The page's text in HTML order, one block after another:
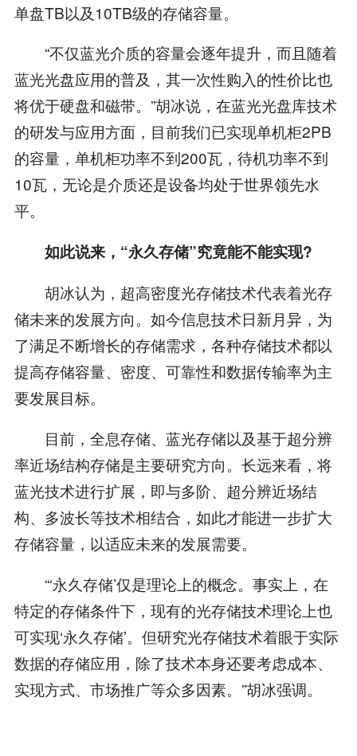
单盘TB以及10TB级的存储容量。
“不仅蓝光介质的容量会逐年提升，而且随着
蓝光光盘应用的普及，其一次性购入的性价比也
将优于硬盘和磁带。”胡冰说，在蓝光光盘库技术
的研发与应用方面，目前我们已实现单机柜2PB
的容量，单机柜功率不到200瓦，待机功率不到
10瓦，无论是介质还是设备均处于世界领先水
平。
如此说来，“永久存储”究竟能不能实现?
胡冰认为，超高密度光存储技术代表着光存
储未来的发展方向。如今信息技术日新月异，为
了满足不断增长的存储需求，各种存储技术都以
提高存储容量、密度、可靠性和数据传输率为主
要发展目标。
目前，全息存储、蓝光存储以及基于超分辨
率近场结构存储是主要研究方向。长远来看，将
蓝光技术进行扩展，即与多阶、超分辨近场结
构、多波长等技术相结合，如此才能进一步扩大
存储容量，以适应未来的发展需要。
“‘永久存储’仅是理论上的概念。事实上，在
特定的存储条件下，现有的光存储技术理论上也
可实现‘永久存储’。但研究光存储技术着眼于实际
数据的存储应用，除了技术本身还要考虑成本、
实现方式、市场推广等众多因素。”胡冰强调。